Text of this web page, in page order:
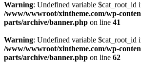
Warning: Undefined variable $cat_root_id
/www/wwwroot/xintheme.com/wp-
parts/archive/banner.php on line 41
Warning: Undefined variable $cat_root_id
/www/wwwroot/xintheme.com/wp-
parts/archive/banner.php on line 62